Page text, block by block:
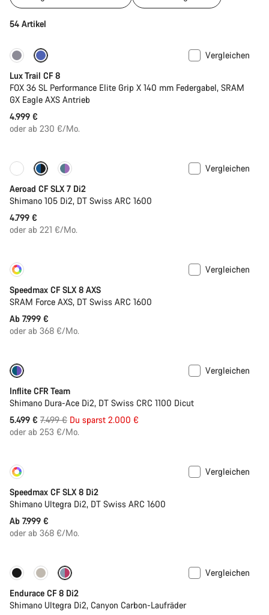
54 Artikel
Neu
Vergleichen
Lux Trail CF 8
FOX 36 SL Performance Elite Grip X 140 mm Federgabel, SRAM
GX Eagle AXS Antrieb
4.999 €
oder ab 230 €/Mo.
Neue Verfügbarkeiten
Vergleichen
Aeroad CF SLX 7 Di2
Shimano 105 Di2, DT Swiss ARC 1600
4.799 €
oder ab 221 €/Mo.
Vergleichen
Speedmax CF SLX 8 AXS
SRAM Force AXS, DT Swiss ARC 1600
Ab 7.999 €
oder ab 368 €/Mo.
Vergleichen
Inflite CFR Team
Shimano Dura-Ace Di2, DT Swiss CRC 1100 Dicut
5.499 € Ursprungspreis
7.499 € Du sparst 2.000 €
oder ab 253 €/Mo.
Vergleichen
Speedmax CF SLX 8 Di2
Shimano Ultegra Di2, DT Swiss ARC 1600
Ab 7.999 €
oder ab 368 €/Mo.
Vergleichen
Endurace CF 8 Di2
Shimano Ultegra Di2, Canyon Carbon-Laufräder